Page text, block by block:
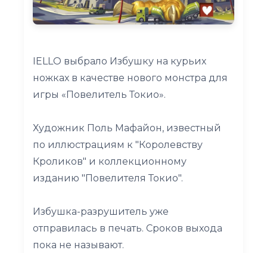
IELLO выбрало Избушку на курьих
ножках в качестве нового монстра для
игры «Повелитель Токио».
Художник Поль Мафайон, известный
по иллюстрациям к "Королевству
Кроликов" и коллекционному
изданию "Повелителя Токио".
Избушка-разрушитель уже
отправилась в печать. Сроков выхода
пока не называют.